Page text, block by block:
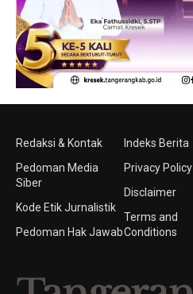
Redaksi & Kontak
Pedoman Media
Siber
Kode Etik Jurnalistik
Pedoman Hak Jawab
Indeks Berita
Privacy Policy
Disclaimer
Terms and
Conditions